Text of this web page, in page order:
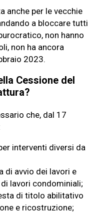
anche per le vecchie
a bloccare tutti
non hanno
non ha ancora
2023.
Cessione del
che, dal 17
interventi diversi da
di avvio dei lavori e
lavori condominiali;
di titolo abilitativo
e ricostruzione;